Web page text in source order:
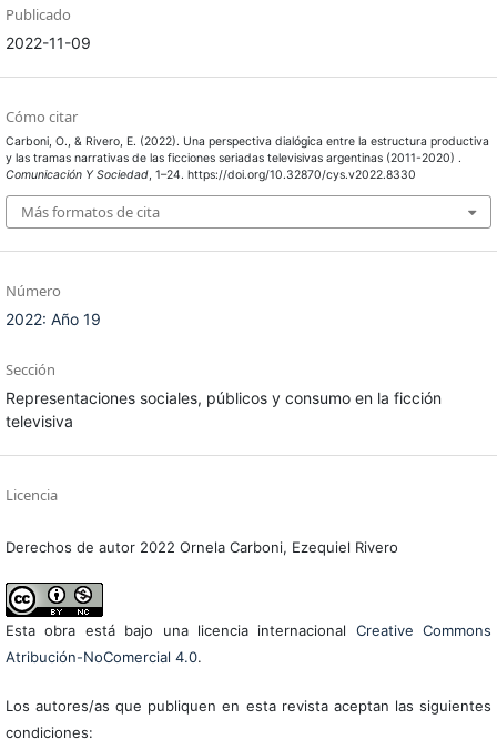
Publicado
2022-11-09
Cómo citar
Carboni, O., & Rivero, E. (2022). Una perspectiva dialógica entre la estructura productiva
y las tramas narrativas de las ficciones seriadas televisivas argentinas (2011-2020) .
Comunicación Y Sociedad, 1–24. https://doi.org/10.32870/cys.v2022.8330
Más formatos de cita
Número
2022: Año 19
Sección
Representaciones sociales, públicos y consumo en la ficción
televisiva
Licencia
Derechos de autor 2022 Ornela Carboni, Ezequiel Rivero
Esta obra está bajo una licencia internacional Creative Commons
Atribución-NoComercial 4.0.
Los autores/as que publiquen en esta revista aceptan las siguientes
condiciones: